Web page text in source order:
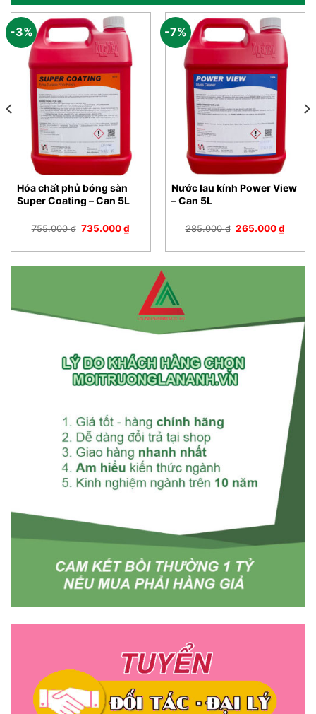
-3%
Hóa chất phủ bóng sàn
Super Coating – Can 5L
755.000₫ Giá
755.000 ₫.
735.000₫Giá
là:
735.000 ₫.
-7%
Nước lau kính Power View
– Can 5L
285.000₫ Giá
285.000 ₫.
265.000₫Giá
là:
₫.